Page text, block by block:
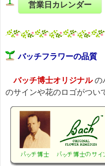
営業日カレンダー
バッチフラワーの品質
バッチ博士オリジナルの
のサインや花のロゴがつい